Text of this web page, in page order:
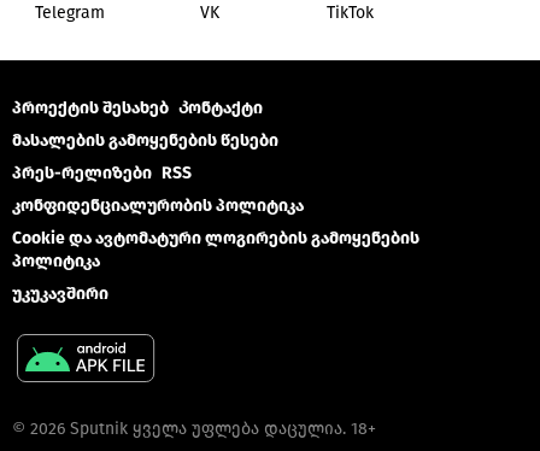
Telegram VK ТikТоk
პროექტის შესახებ Კონტაქტი
მასალების გამოყენების წესები
პრეს-რელიზები RSS
კონფიდენციალურობის პოლიტიკა
Cookie და ავტომატური ლოგირების გამოყენების
პოლიტიკა
უკუკავშირი
© 2026 Sputnik ყველა უფლება დაცულია. 18+